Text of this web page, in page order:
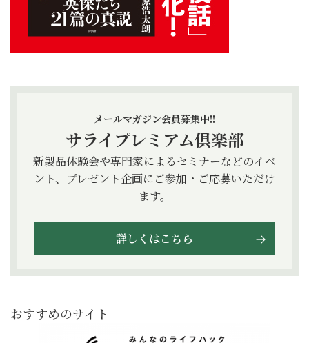
メールマガジン会員募集中!!
サライプレミアム倶楽部
新製品体験会や専門家によるセミナーなどのイベ
ント、プレゼント企画にご参加・ご応募いただけ
ます。
詳しくはこちら
おすすめのサイト